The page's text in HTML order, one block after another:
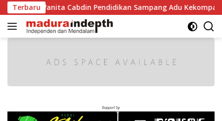
Langsung
ke
konten
Terbaru
Cabdin Pendidikan Sampang Adu Kekompakan Lewat